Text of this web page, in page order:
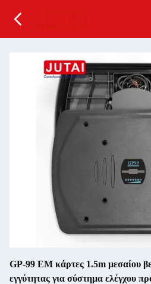
GP-99 EM κάρτες 1.5m μεσαίου
εγγύτητας για σύστημα ελέγχου